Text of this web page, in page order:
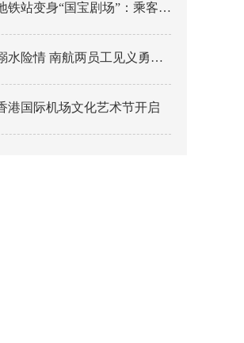
“国宝剧场”：乘客刚出车厢，就“入戏”千年
情 南航两员工见义勇为科学施救
港国际机场文化艺术节开启